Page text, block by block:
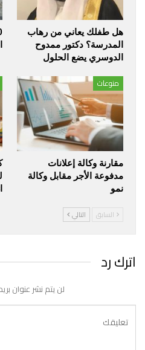
هل طفلك يعاني من رهاب
المدرسة؟ دكتور ممدوح
الدوسري يضع الحلول
منوعات
مقارنة وكالة إعلانات
مدفوعة الأجر مقابل وكالة
نمو
السابق التالي
اترك رد
لن يتم نشر عنوان